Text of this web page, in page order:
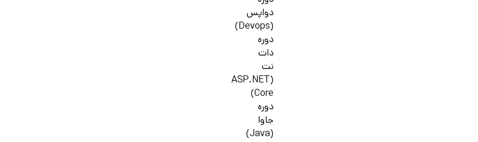
دواپس
(Devops)
دوره
دات
نت
(ASP.NET
Core)
دوره
جاوا
(Java)